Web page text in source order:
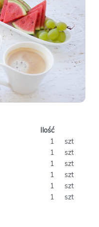
Ilość
1
szt
1
szt
1
szt
1
szt
1
szt
1 szt